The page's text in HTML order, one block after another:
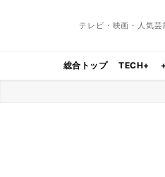
テレビ・映画・人気芸
総合トップ TECH+